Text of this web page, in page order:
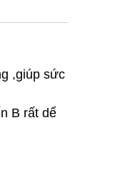
,giúp sức
B rất dể